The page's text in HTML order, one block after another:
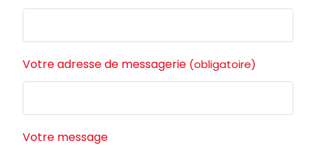
Votre adresse de messagerie (obligatoire)
Votre message